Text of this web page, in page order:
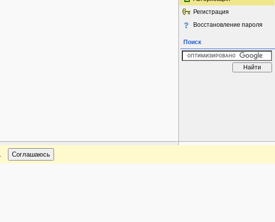
Регистрация
Восстановление пароля
Поиск
Соглашаюсь